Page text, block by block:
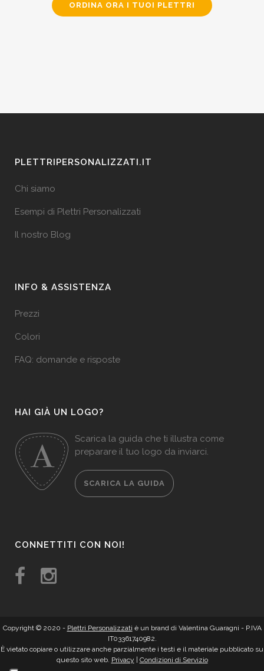
ORDINA ORA I TUOI PLETTRI
PLETTRIPERSONALIZZATI.IT
Chi siamo
Esempi di Plettri Personalizzati
Il nostro Blog
INFO & ASSISTENZA
Prezzi
Colori
FAQ: domande e risposte
HAI GIÀ UN LOGO?
Scarica la guida che ti illustra come
preparare il tuo logo da inviarci.
SCARICA LA GUIDA
CONNETTITI CON NOI!
Copyright © 2020 - Plettri Personalizzati è un brand di Valentina Guaragni - P.IVA
IT03361740982.
È vietato copiare o utilizzare anche parzialmente i testi e il materiale pubblicato su
questo sito web. Privacy Condizioni di Servizio